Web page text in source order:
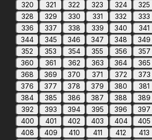
320
321 322 323 324 325
328
329 330 331 332 333
336
337 338 339 340 341
344
345 346 347 348 349
352
353 354 355 356 357
360
361 362 363 364 365
368
369 370 371 372 373
376
377 378 379 380 381
384
385 386 387 388 389
392
393 394 395 396 397
400
401 402 403 404 405
408
409 410 411 412 413